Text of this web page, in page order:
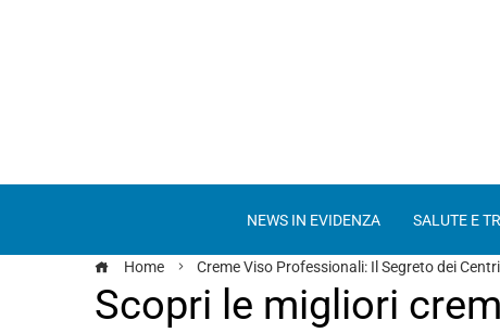
NEWS IN EVIDENZA SALUTE E
Home Creme Viso Professionali: Il Segreto dei
Scopri le migliori